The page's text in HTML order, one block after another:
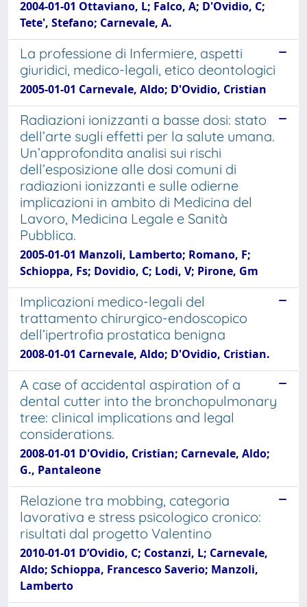
2004-01-01 Ottaviano, L; Falco, A; D'Ovidio, C;
Tete', Stefano; Carnevale, A.
La professione di Infermiere, aspetti
giuridici, medico-legali, etico deontologici
2005-01-01 Carnevale, Aldo; D'Ovidio, Cristian
Radiazioni ionizzanti a basse dosi: stato
dell’arte sugli effetti per la salute umana.
Un’approfondita analisi sui rischi
dell’esposizione alle dosi comuni di
radiazioni ionizzanti e sulle odierne
implicazioni in ambito di Medicina del
Lavoro, Medicina Legale e Sanità
Pubblica.
2005-01-01 Manzoli, Lamberto; Romano, F;
Schioppa, Fs; Dovidio, C; Lodi, V; Pirone, Gm
Implicazioni medico-legali del
trattamento chirurgico-endoscopico
dell’ipertrofia prostatica benigna
2008-01-01 Carnevale, Aldo; D'Ovidio, Cristian.
A case of accidental aspiration of a
dental cutter into the bronchopulmonary
tree: clinical implications and legal
considerations.
2008-01-01 D'Ovidio, Cristian; Carnevale, Aldo;
G., Pantaleone
Relazione tra mobbing, categoria
lavorativa e stress psicologico cronico:
risultati dal progetto Valentino
2010-01-01 D’Ovidio, C; Costanzi, L; Carnevale,
Aldo; Schioppa, Francesco Saverio; Manzoli,
Lamberto